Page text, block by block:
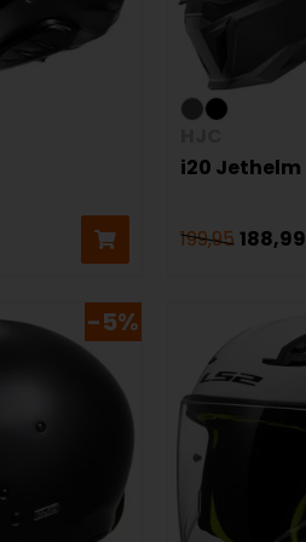
i20 Jethelm
199,95 188,99
-5%